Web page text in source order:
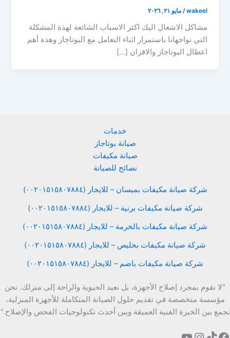
wakeel
/مايو ٢١, ٢٠٢٦
مشاكل الاشعال اليك اكثر الاسباب الشائعة لهذة المشكلة
التي تواجهانا باستمرار اثناء التعامل مع البوتاجاز وهذة أهم
اعطال البوتاجاز والافران […]
خدمات
صيانة بوتاجاز
صيانة مكيفات
نصائح للصيانة
شركة صيانة مكيفات بميسان – للايجار (٠٠٢٠١٥١٥٨٠٧٨٨٤)
شركة صيانة مكيفات برنية – للايجار (٠٠٢٠١٥١٥٨٠٧٨٨٤)
شركة صيانة مكيفات بالخرمة – للايجار (٠٠٢٠١٥١٥٨٠٧٨٨٤)
شركة صيانة مكيفات بخليص – للايجار (٠٠٢٠١٥١٥٨٠٧٨٨٤)
شركة صيانة مكيفات باضم – للايجار (٠٠٢٠١٥١٥٨٠٧٨٨٤)
"لا نقوم بمجرد إصلاح الأجهزة، بل نعيد الحيوية والراحة إلى منزلك. نحن
مؤسسة متخصصة في تقديم حلول الصيانة المتكاملة للأجهزة المنزلية،
نجمع بين الخبرة الفنية العميقة وبين أحدث تكنولوجيات الفحص والإصلاح."